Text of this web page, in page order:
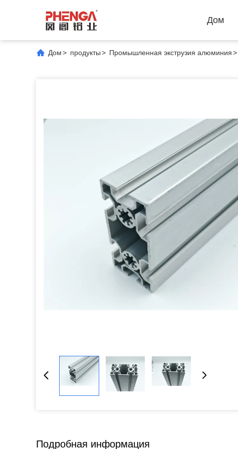
Дом
Дом> продукты> Промышленная экструзия алюминия>
Подробная информация